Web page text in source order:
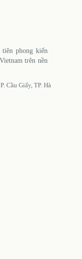
phong kiến
trên nền
Cầu Giấy, TP. Hà